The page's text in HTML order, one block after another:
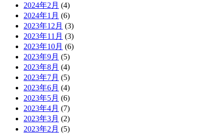
2024年2月 (4)
2024年1月 (6)
2023年12月 (3)
2023年11月 (3)
2023年10月 (6)
2023年9月 (5)
2023年8月 (4)
2023年7月 (5)
2023年6月 (4)
2023年5月 (6)
2023年4月 (7)
2023年3月 (2)
2023年2月 (5)